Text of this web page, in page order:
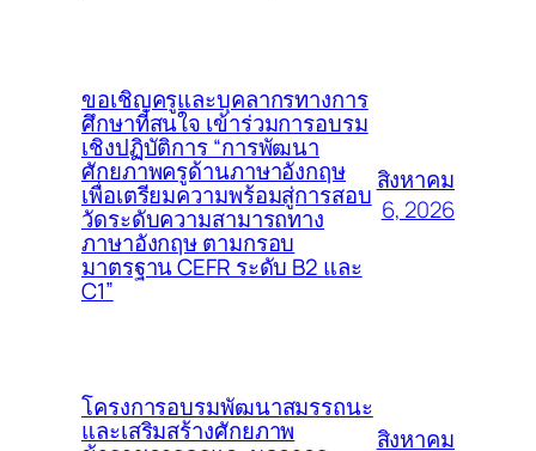
ขอเชิญครูและบุคลากรทางการ
ศึกษาที่สนใจ เข้าร่วมการอบรม
เชิงปฏิบัติการ “การพัฒนา
ศักยภาพครูด้านภาษาอังกฤษ
เพื่อเตรียมความพร้อมสู่การสอบ
วัดระดับความสามารถทาง
ภาษาอังกฤษ ตามกรอบ
มาตรฐาน CEFR ระดับ B2 และ
C1”
สิงหาคม
6, 2026
โครงการอบรมพัฒนาสมรรถนะ
และเสริมสร้างศักยภาพ สิงหาคม